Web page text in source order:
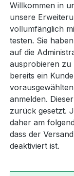
Willkommen in
unsere
vollumfänglich
testen. Sie
auf die
ausprobieren zu
bereits ein
anmelden.
zurück gesetzt.
daher am
dass der
deaktiviert ist.